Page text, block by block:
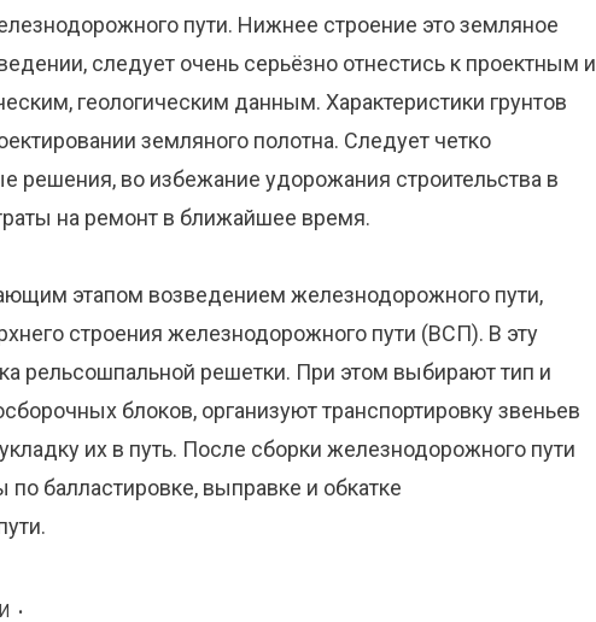
пути. Нижнее строение это земляное
следует очень серьёзно отнестись к проектным и
геологическим данным. Характеристики грунтов
земляного полотна. Следует четко
решения, во избежание удорожания строительства в
на ремонт в ближайшее время.
этапом возведением железнодорожного пути,
строения железнодорожного пути (ВСП). В эту
рельсошпальной решетки. При этом выбирают тип и
блоков, организуют транспортировку звеньев
их в путь. После сборки железнодорожного пути
балластировке, выправке и обкатке